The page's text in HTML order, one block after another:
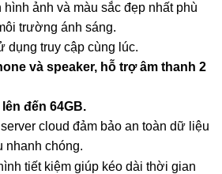
ảnh và màu sắc đẹp nhất phù
trường ánh sáng.
dụng truy cập cùng lúc.
và speaker, hỗ trợ âm thanh 2
đến 64GB.
cloud đảm bảo an toàn dữ liệu
nhanh chóng.
tiết kiệm giúp kéo dài thời gian